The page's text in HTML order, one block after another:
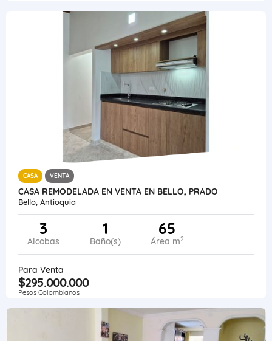
CASA VENTA
CASA REMODELADA EN VENTA EN BELLO, PRADO
Bello, Antioquia
3
Alcobas
1
Baño(s)
65
Área m2
Para Venta
$295.000.000
Pesos Colombianos